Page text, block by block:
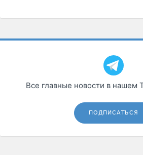
Все главные новости в нашем
ПОДПИСАТЬСЯ